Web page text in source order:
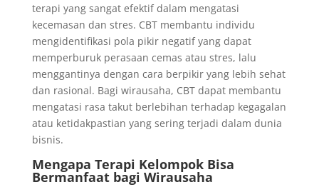
terapi yang sangat efektif dalam mengatasi
kecemasan dan stres. CBT membantu individu
mengidentifikasi pola pikir negatif yang dapat
memperburuk perasaan cemas atau stres, lalu
menggantinya dengan cara berpikir yang lebih sehat
dan rasional. Bagi wirausaha, CBT dapat membantu
mengatasi rasa takut berlebihan terhadap kegagalan
atau ketidakpastian yang sering terjadi dalam dunia
bisnis.
Mengapa Terapi Kelompok Bisa
Bermanfaat bagi Wirausaha